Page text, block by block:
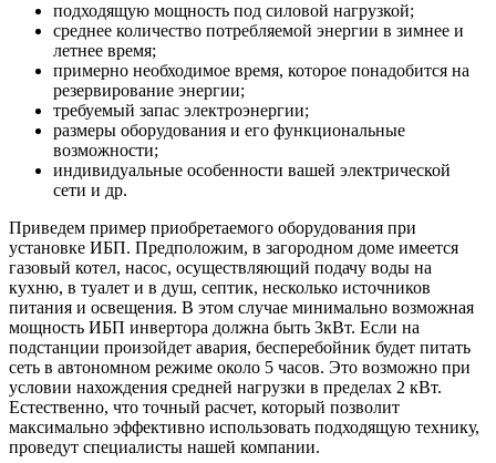
подходящую мощность под силовой нагрузкой;
среднее количество потребляемой энергии в зимнее и
летнее время;
примерно необходимое время, которое понадобится на
резервирование энергии;
требуемый запас электроэнергии;
размеры оборудования и его функциональные
возможности;
индивидуальные особенности вашей электрической
сети и др.
Приведем пример приобретаемого оборудования при
установке ИБП. Предположим, в загородном доме имеется
газовый котел, насос, осуществляющий подачу воды на
кухню, в туалет и в душ, септик, несколько источников
питания и освещения. В этом случае минимально возможная
мощность ИБП инвертора должна быть 3кВт. Если на
подстанции произойдет авария, бесперебойник будет питать
сеть в автономном режиме около 5 часов. Это возможно при
условии нахождения средней нагрузки в пределах 2 кВт.
Естественно, что точный расчет, который позволит
максимально эффективно использовать подходящую технику,
проведут специалисты нашей компании.